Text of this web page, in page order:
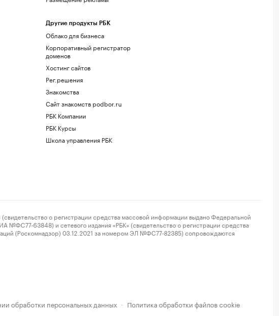
Другие продукты РБК
Облако для бизнеса
Корпоративный регистратор
доменов
Хостинг сайтов
Рег.решения
Знакомства
Сайт знакомств podbor.ru
РБК Компании
РБК Курсы
Школа управления РБК
о регистрации средства массовой информации выдано Федеральной
№ФС77-63848) и сетевого издания «РБК» (свидетельство о регистрации средства
(Роскомнадзор) 03.12.2021 за номером ЭЛ №ФС77-82385) сопровождаются
обработки персональных данных · Политика обработки файлов cookie